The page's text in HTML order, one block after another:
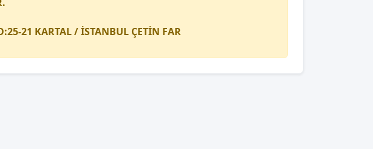
21 KARTAL / İSTANBUL ÇETİN FAR